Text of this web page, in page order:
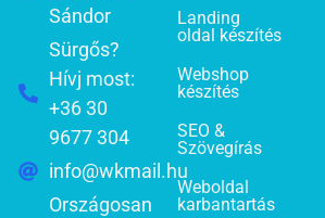
Sándor
Sürgős?
Hívj most:
+36 30
9677 304
info@wkmail.hu
Országosan
Landing
oldal készítés
Webshop
készítés
SEO &
Szövegírás
Weboldal
karbantartás